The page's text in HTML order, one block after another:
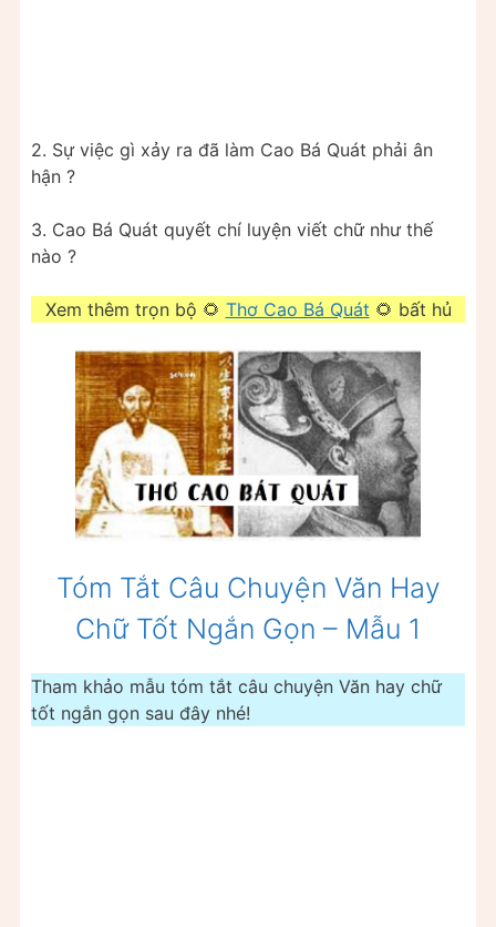
2. Sự việc gì xảy ra đã làm Cao Bá Quát phải ân
hận ?
3. Cao Bá Quát quyết chí luyện viết chữ như thế
nào ?
Xem thêm trọn bộ 🌻 Thơ Cao Bá Quát 🌻 bất hủ
Tóm Tắt Câu Chuyện Văn Hay
Chữ Tốt Ngắn Gọn – Mẫu 1
Tham khảo mẫu tóm tắt câu chuyện Văn hay chữ
tốt ngắn gọn sau đây nhé!